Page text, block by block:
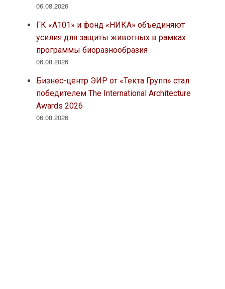
06.08.2026
ГК «А101» и фонд «НИКА» объединяют
усилия для защиты животных в рамках
программы биоразнообразия
06.08.2026
Бизнес-центр ЭИР от «Текта Групп» стал
победителем The International Architecture
Awards 2026
06.08.2026